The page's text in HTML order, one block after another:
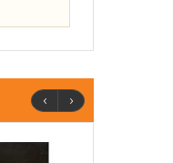
‹ ›